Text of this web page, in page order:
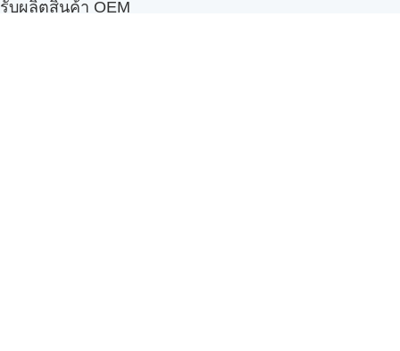
รับผลิตสินค้า OEM